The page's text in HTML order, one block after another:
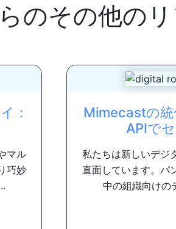
のその他の
：
マル
巧妙
Mimecastの統
APIで
私たちは新しいデジ
直面しています。パ
中の組織向けの